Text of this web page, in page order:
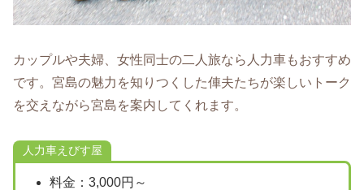
カップルや夫婦、女性同士の二人旅なら人力車もおすすめ
です。宮島の魅力を知りつくした俥夫たちが楽しいトーク
を交えながら宮島を案内してくれます。
人力車えびす屋
料金：3,000円～